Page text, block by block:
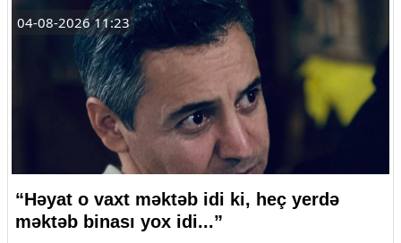
04-08-2026 11:23
“Həyat o vaxt məktəb idi ki, heç yerdə
məktəb binası yox idi...”